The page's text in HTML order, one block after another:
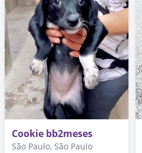
Cookie bb2meses
São Paulo, São Paulo